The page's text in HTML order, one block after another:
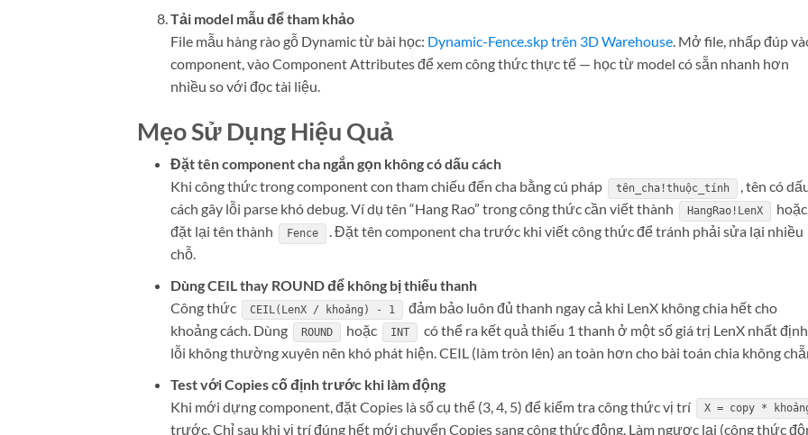
Tải model mẫu để tham khảo
File mẫu hàng rào gỗ Dynamic từ bài học: Dynamic-Fence.skp trên 3D Warehouse. Mở file, nhấp đúp
component, vào Component Attributes để xem công thức thực tế — học từ model có sẵn nhanh hơn
nhiều so với đọc tài liệu.
Mẹo Sử Dụng Hiệu Quả
Đặt tên component cha ngắn gọn không có dấu cách
Khi công thức trong component con tham chiếu đến cha bằng cú pháp
tên_cha!thuộc_tính
, tên có
cách gây lỗi parse khó debug. Ví dụ tên “Hang Rao” trong công thức cần viết thành
HangRao!LenX
hoặc
đặt lại tên thành
Fence
. Đặt tên component cha trước khi viết công thức để tránh phải sửa lại nhiều
chỗ.
Dùng CEIL thay ROUND để không bị thiếu thanh
Công thức
CEIL(LenX / khoảng) - 1
đảm bảo luôn đủ thanh ngay cả khi LenX không chia hết cho
khoảng cách. Dùng
ROUND hoặc INT
có thể ra kết quả thiếu 1 thanh ở một số giá trị LenX nhất
lỗi không thường xuyên nên khó phát hiện. CEIL (làm tròn lên) an toàn hơn cho bài toán chia không
Test với Copies cố định trước khi làm động
Khi mới dựng component, đặt Copies là số cụ thể (3, 4, 5) để kiểm tra công thức vị trí
X = copy *
trước. Chỉ sau khi vị trí đúng hết mới chuyển Copies sang công thức động. Làm ngược lại (công thức